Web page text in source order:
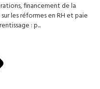
financement de la
les réformes en RH et paie
: p...